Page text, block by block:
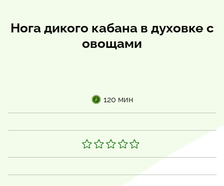
Нога дикого кабана в духовке с
овощами
120 мин